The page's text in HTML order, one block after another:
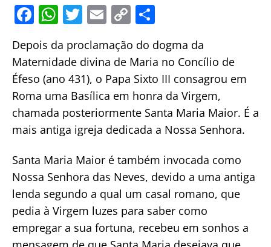
F
a
c
e
b
o
o
W
at
s
A
p
p
T
w
itt
er
E
ai
l
C
o
p
y
Li
n
k
h
ar
e
Depois da proclamação do dogma da
Maternidade divina de Maria no Concílio de
Éfeso (ano 431), o Papa Sixto III consagrou em
Roma uma Basílica em honra da Virgem,
chamada posteriormente Santa Maria Maior. É a
mais antiga igreja dedicada a Nossa Senhora.
Santa Maria Maior é também invocada como
Nossa Senhora das Neves, devido a uma antiga
lenda segundo a qual um casal romano, que
pedia à Virgem luzes para saber como
empregar a sua fortuna, recebeu em sonhos a